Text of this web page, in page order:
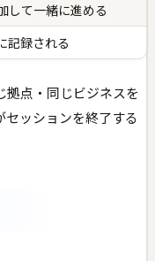
して一緒に進める
記録される
点・同じビジネスを
ッションを終了する